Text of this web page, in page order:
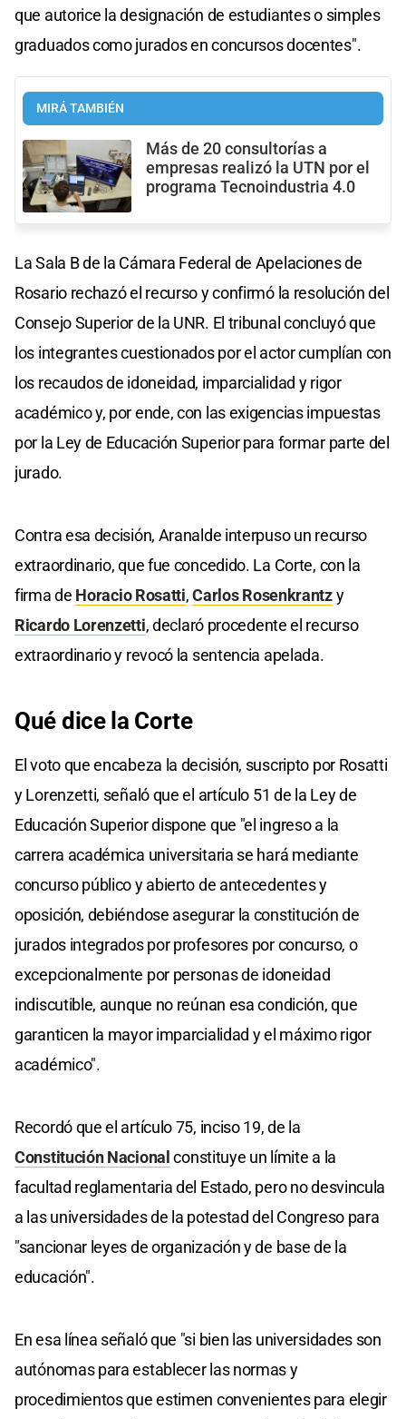
que autorice la designación de estudiantes o simples
graduados como jurados en concursos docentes".
MIRÁ TAMBIÉN
Más de 20 consultorías a
empresas realizó la UTN por el
programa Tecnoindustria 4.0
La Sala B de la Cámara Federal de Apelaciones de
Rosario rechazó el recurso y confirmó la resolución del
Consejo Superior de la UNR. El tribunal concluyó que
los integrantes cuestionados por el actor cumplían con
los recaudos de idoneidad, imparcialidad y rigor
académico y, por ende, con las exigencias impuestas
por la Ley de Educación Superior para formar parte del
jurado.
Contra esa decisión, Aranalde interpuso un recurso
extraordinario, que fue concedido. La Corte, con la
firma de Horacio Rosatti,Carlos Rosenkrantzy
Ricardo Lorenzetti, declaró procedente el recurso
extraordinario y revocó la sentencia apelada.
Qué dice la Corte
El voto que encabeza la decisión, suscripto por Rosatti
y Lorenzetti, señaló que el artículo 51 de la Ley de
Educación Superior dispone que "el ingreso a la
carrera académica universitaria se hará mediante
concurso público y abierto de antecedentes y
oposición, debiéndose asegurar la constitución de
jurados integrados por profesores por concurso, o
excepcionalmente por personas de idoneidad
indiscutible, aunque no reúnan esa condición, que
garanticen la mayor imparcialidad y el máximo rigor
académico".
Recordó que el artículo 75, inciso 19, de la
Constitución Nacional constituye un límite a la
facultad reglamentaria del Estado, pero no desvincula
a las universidades de la potestad del Congreso para
"sancionar leyes de organización y de base de la
educación".
En esa línea señaló que "si bien las universidades son
autónomas para establecer las normas y
procedimientos que estimen convenientes para elegir